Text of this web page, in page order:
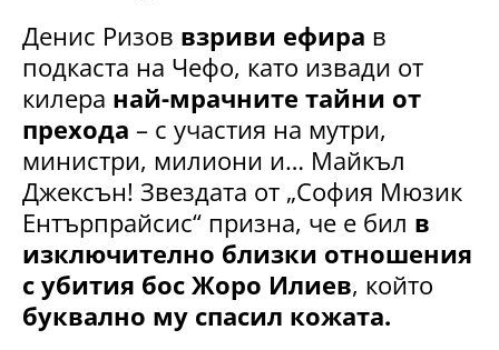
Денис Ризов взриви ефира в
подкаста на Чефо, като извади от
килера най-мрачните тайни от
прехода – с участия на мутри,
министри, милиони и… Майкъл
Джексън! Звездата от „София Мюзик
Ентърпрайсис“ призна, че е бил в
изключително близки отношения
с убития бос Жоро Илиев, който
буквално му спасил кожата.